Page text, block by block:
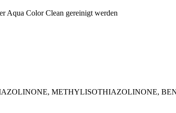
Aqua Color Clean gereinigt werden
METHYLISOTHIAZOLINONE,